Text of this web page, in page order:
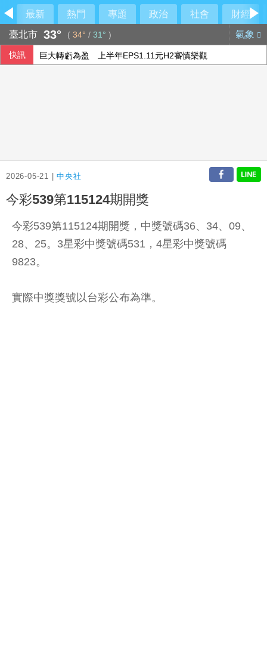
最新 熱門 專題 政治 社會
財經
臺北市 33° ( 34° / 31° ) 氣象
快訊 巨大轉虧為盈 上半年EPS1.11元H2審慎樂觀
2026-05-21 |中央社
今彩539第115124期開獎
今彩539第115124期開獎，中獎號碼36、34、09、
28、25。3星彩中獎號碼531，4星彩中獎號碼
9823。
實際中獎獎號以台彩公布為準。